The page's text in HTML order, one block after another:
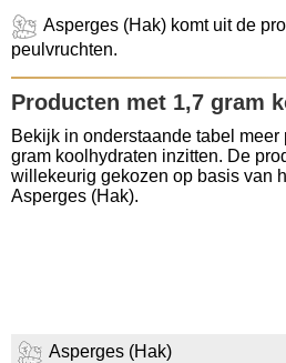
Asperges (Hak) komt uit de
peulvruchten.
Producten met 1,7 gram
Bekijk in onderstaande tabel
gram koolhydraten inzitten. De
willekeurig gekozen op basis van
Asperges (Hak).
Asperges (Hak)